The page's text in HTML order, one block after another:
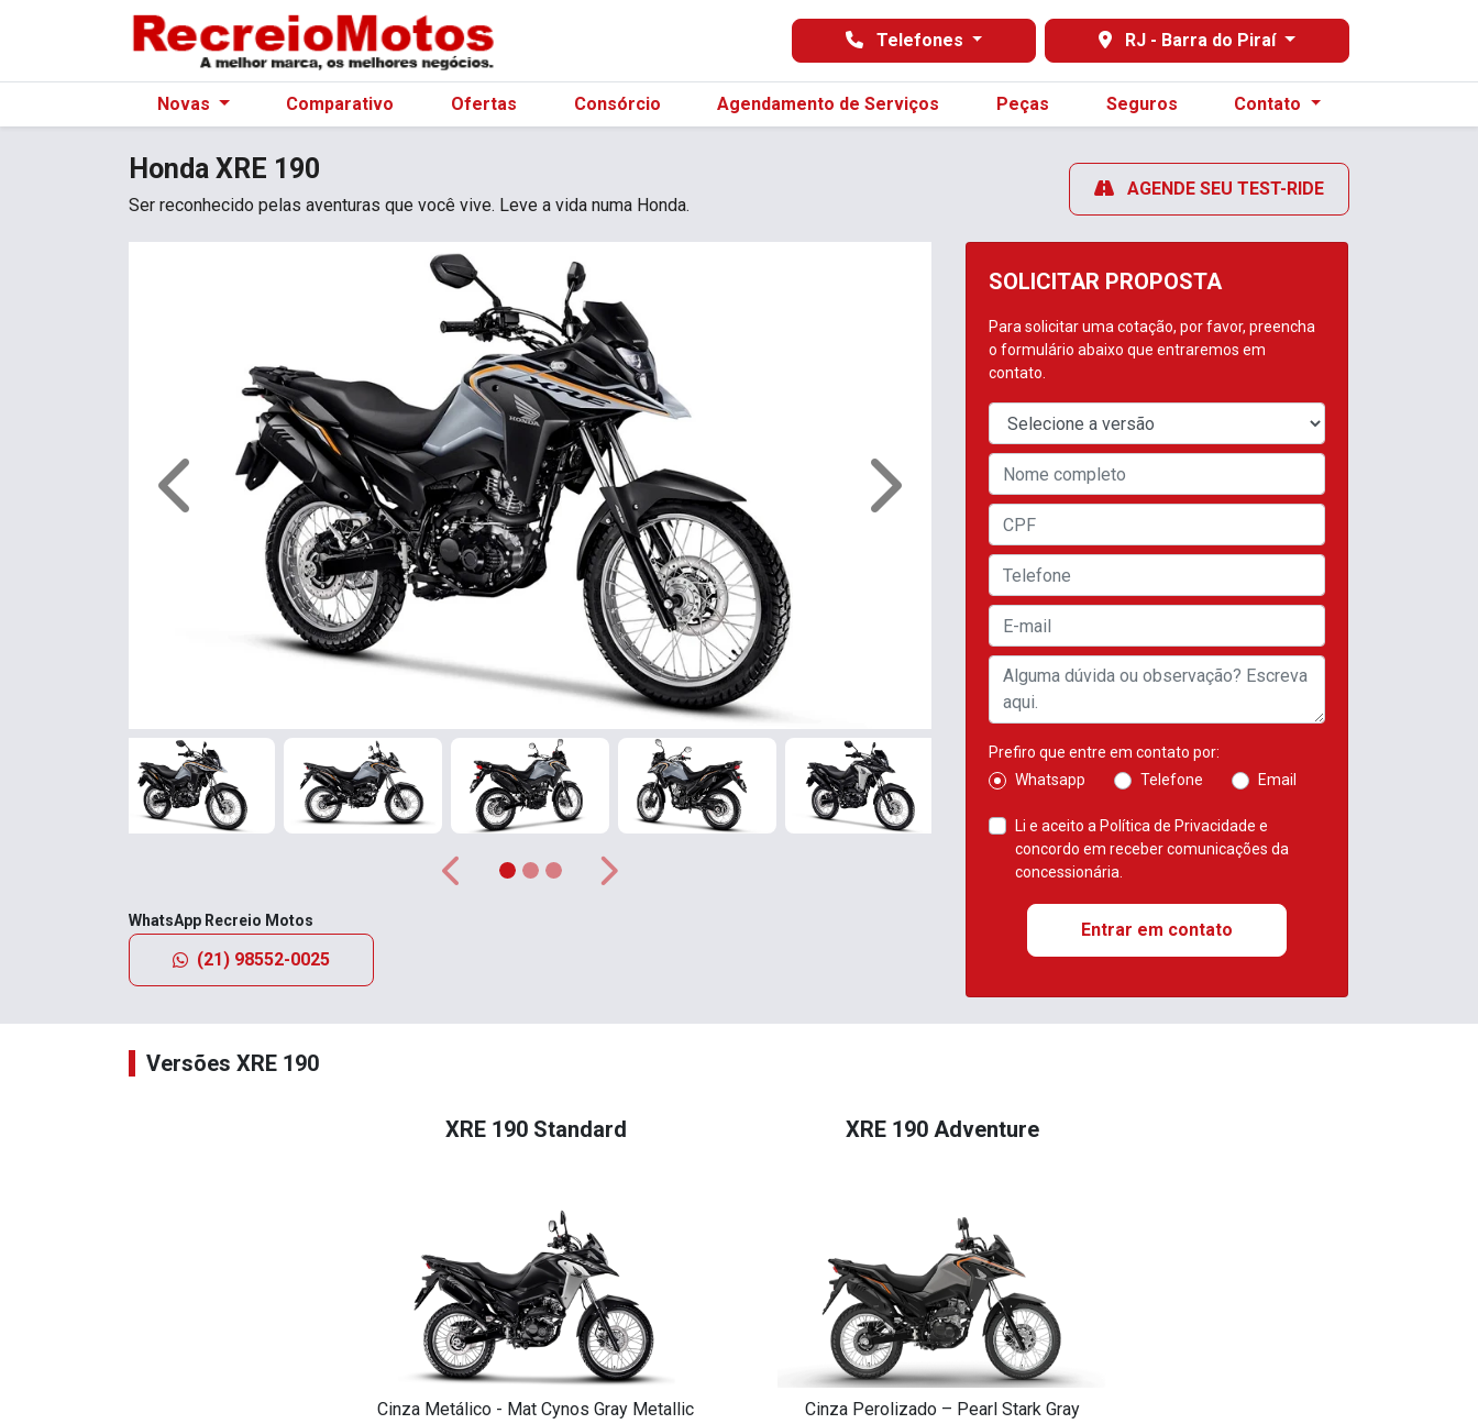
Telefones RJ - Barra do Piraí
Novas Comparativo Ofertas Consórcio Agendamento de Serviços Peças Seguros Contato
Honda XRE 190
Ser reconhecido pelas aventuras que você vive. Leve a vida numa Honda.
AGENDE SEU TEST-RIDE
SOLICITAR PROPOSTA
Para solicitar uma cotação, por favor, preencha
o formulário abaixo que entraremos em
contato.
Prefiro que entre em contato por:
Whatsapp
Telefone Email
Li e aceito a Política de Privacidade e
concordo em receber comunicações da
concessionária.
Entrar em contato
Anterior Próximo
Anterior Próximo
WhatsApp Recreio Motos
(21) 98552-0025
Versões XRE 190
XRE 190 Standard
Cinza Metálico - Mat Cynos Gray Metallic
XRE 190 Adventure
Cinza Perolizado – Pearl Stark Gray